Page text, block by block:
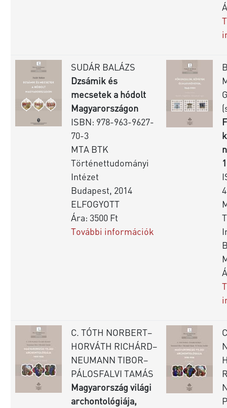
SUDÁR BALÁZS
Dzsámik és
mecsetek a hódolt
Magyarországon
ISBN: 978-963-9627-
70-3
MTA BTK
Történettudományi
Intézet
Budapest, 2014
ELFOGYOTT
Ára: 3500 Ft
További információk
C. TÓTH NORBERT–
HORVÁTH RICHÁRD–
NEUMANN TIBOR–
PÁLOSFALVI TAMÁS
Magyarország világi
archontológiája,